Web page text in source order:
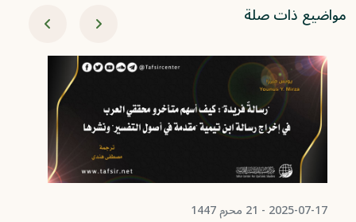
مواضيع ذات صلة
2025-07-17 - 21 محرم 1447